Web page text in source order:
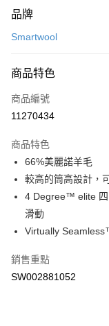
信用卡一次付款
Apple Pay
悠遊付
7-11取貨(快速到店)
每筆NT$100，滿
宅配-本島
每筆NT$100，滿
品牌
Smartwool
商品特色
商品編號
11270434
商品特色
66%美麗諾羊毛
較高的筒高設計，
4 Degree™ elite 四
滑動
Virtually
銷售重點
SW002881052